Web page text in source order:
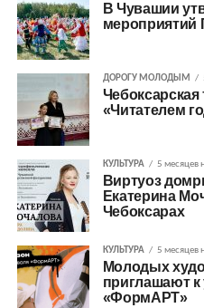
В Чувашии
мероприятий
ДОРОГУ МОЛОДЫМ
Чебоксарская
«Читателем
КУЛЬТУРА 5 месяцев
Виртуоз
Екатерина
Чебоксарах
КУЛЬТУРА 5 месяцев
Молодых
приглашают
«ФормАРТ»